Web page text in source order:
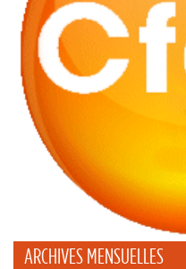
ARCHIVES MENSUELLES